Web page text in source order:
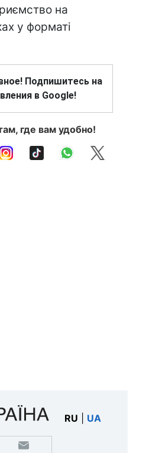
на
у форматі
Подпишитесь на
в Google!
где вам удобно!
RU UA